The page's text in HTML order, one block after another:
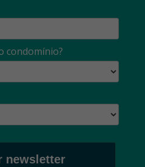
condomínio?
newsletter